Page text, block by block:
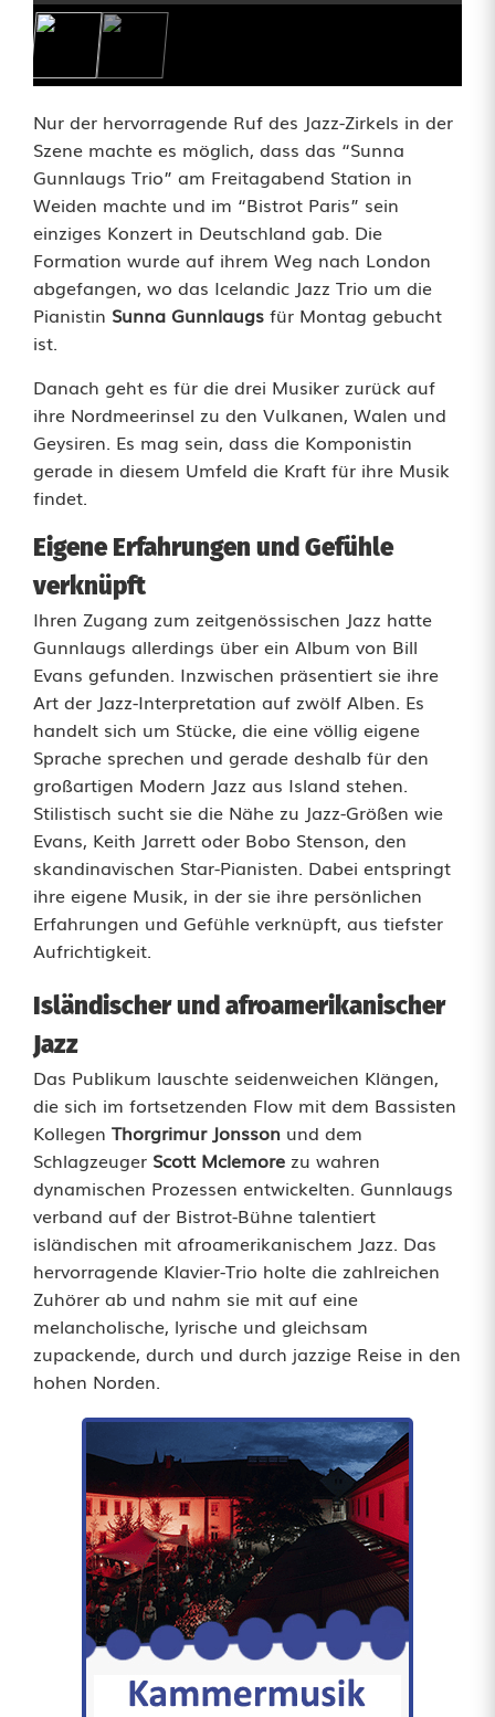
e
r
a
z
z
e
n
i
n
W
e
d
e
n
:
S
u
n
n
a
G
u
n
n
l
a
u
g
s
T
r
Nur der hervorragende Ruf des Jazz-Zirkels in der
Szene machte es möglich, dass das “Sunna
Gunnlaugs Trio” am Freitagabend Station in
Weiden machte und im “Bistrot Paris” sein
einziges Konzert in Deutschland gab. Die
Formation wurde auf ihrem Weg nach London
abgefangen, wo das Icelandic Jazz Trio um die
Pianistin Sunna Gunnlaugs für Montag gebucht
ist.
Danach geht es für die drei Musiker zurück auf
ihre Nordmeerinsel zu den Vulkanen, Walen und
Geysiren. Es mag sein, dass die Komponistin
gerade in diesem Umfeld die Kraft für ihre Musik
findet.
Eigene Erfahrungen und Gefühle
verknüpft
Ihren Zugang zum zeitgenössischen Jazz hatte
Gunnlaugs allerdings über ein Album von Bill
Evans gefunden. Inzwischen präsentiert sie ihre
Art der Jazz-Interpretation auf zwölf Alben. Es
handelt sich um Stücke, die eine völlig eigene
Sprache sprechen und gerade deshalb für den
großartigen Modern Jazz aus Island stehen.
Stilistisch sucht sie die Nähe zu Jazz-Größen wie
Evans, Keith Jarrett oder Bobo Stenson, den
skandinavischen Star-Pianisten. Dabei entspringt
ihre eigene Musik, in der sie ihre persönlichen
Erfahrungen und Gefühle verknüpft, aus tiefster
Aufrichtigkeit.
Isländischer und afroamerikanischer
Jazz
Das Publikum lauschte seidenweichen Klängen,
die sich im fortsetzenden Flow mit dem Bassisten
Kollegen Thorgrimur Jonsson und dem
Schlagzeuger Scott Mclemore zu wahren
dynamischen Prozessen entwickelten. Gunnlaugs
verband auf der Bistrot-Bühne talentiert
isländischen mit afroamerikanischem Jazz. Das
hervorragende Klavier-Trio holte die zahlreichen
Zuhörer ab und nahm sie mit auf eine
melancholische, lyrische und gleichsam
zupackende, durch und durch jazzige Reise in den
hohen Norden.